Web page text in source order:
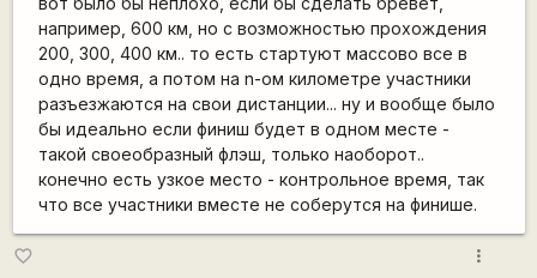
например, 600 км, но с возможностью прохождения
200, 300, 400 км.. то есть стартуют массово все в
одно время, а потом на n-ом километре участники
разъезжаются на свои дистанции... ну и вообще было
бы идеально если финиш будет в одном месте -
такой своеобразный флэш, только наоборот..
конечно есть узкое место - контрольное время, так
что все участники вместе не соберутся на финише.
favorite_border more_vert